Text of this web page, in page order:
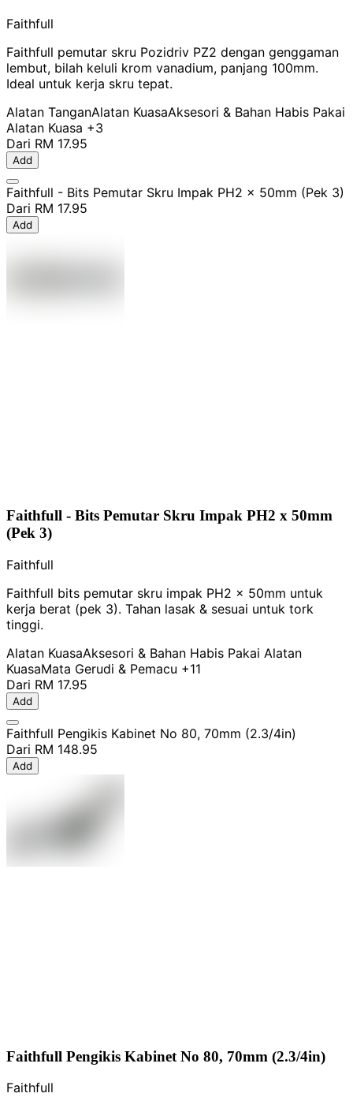
Faithfull
Faithfull pemutar skru Pozidriv PZ2 dengan genggaman
lembut, bilah keluli krom vanadium, panjang 100mm.
Ideal untuk kerja skru tepat.
Alatan TanganAlatan KuasaAksesori & Bahan Habis Pakai
Alatan Kuasa +3
Dari RM 17.95
Add
Faithfull - Bits Pemutar Skru Impak PH2 x 50mm (Pek 3)
Dari RM 17.95
Add
Faithfull - Bits Pemutar Skru Impak PH2 x 50mm
(Pek 3)
Faithfull
Faithfull bits pemutar skru impak PH2 x 50mm untuk
kerja berat (pek 3). Tahan lasak & sesuai untuk tork
tinggi.
Alatan KuasaAksesori & Bahan Habis Pakai Alatan
KuasaMata Gerudi & Pemacu +11
Dari RM 17.95
Add
Faithfull Pengikis Kabinet No 80, 70mm (2.3/4in)
Dari RM 148.95
Add
Faithfull Pengikis Kabinet No 80, 70mm (2.3/4in)
Faithfull